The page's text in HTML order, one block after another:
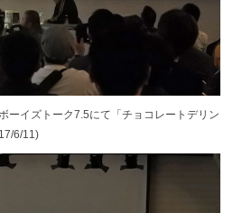
ーイズトーク7.5にて「チョコレートデリン
6/11)